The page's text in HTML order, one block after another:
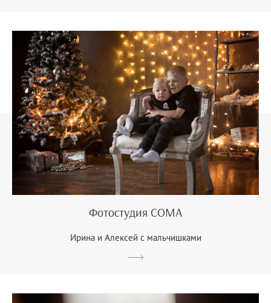
Фотостудия COMA
Ирина и Алексей с мальчишками